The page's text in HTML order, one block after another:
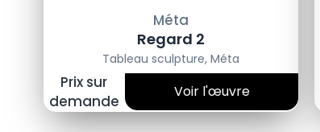
Méta
Regard 2
Tableau sculpture, Méta
Prix sur
demande
Voir l'œuvre